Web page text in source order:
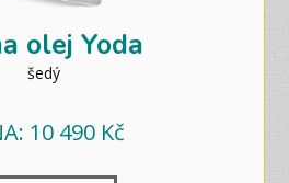
olej Yoda
šedý
10 490 Kč